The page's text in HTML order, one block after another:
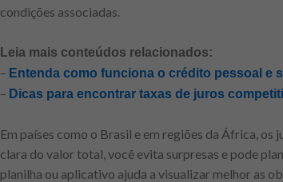
condições associadas.
Leia mais conteúdos relacionados:
– Entenda como funciona o crédito pessoal e
– Dicas para encontrar taxas de juros
Em países como o Brasil e em regiões da África,
clara do valor total, você evita surpresas e pode
planilha ou aplicativo ajuda a visualizar melhor as